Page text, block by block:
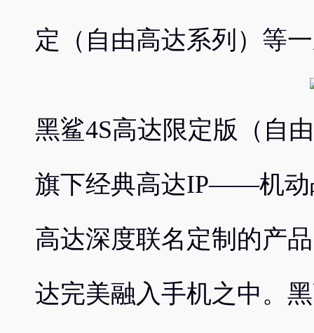
定（自由高达系列）等
黑鲨4S高达限定版（自
旗下经典高达IP——机动
高达深度联名定制的产
达完美融入手机之中。